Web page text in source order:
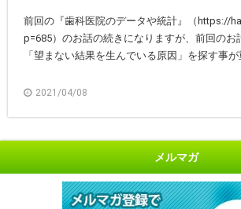
前回の『歯科医院のデータや統計』（https://
p=685）のお話の続きになりますが、前回のお
「望まない結果を生んでいる原因」を探す事
2021/04/08
メルマガ